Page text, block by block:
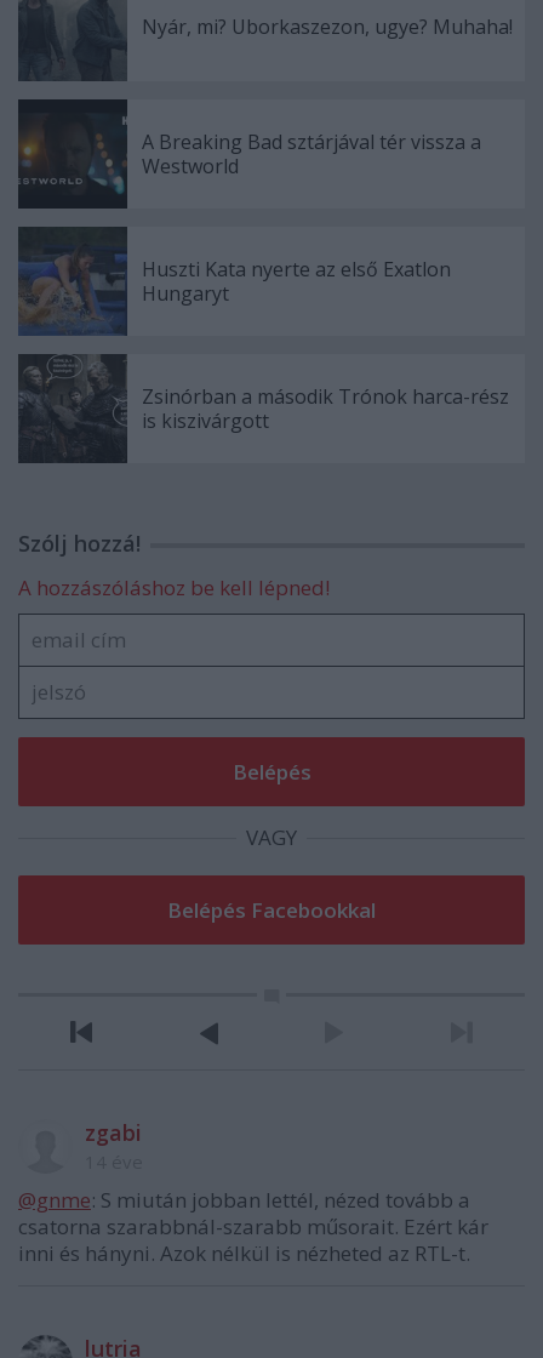
Nyár, mi? Uborkaszezon, ugye? Muhaha!
A Breaking Bad sztárjával tér vissza a
Westworld
Huszti Kata nyerte az első Exatlon
Hungaryt
Zsinórban a második Trónok harca-rész
is kiszivárgott
Szólj hozzá!
A hozzászóláshoz be kell lépned!
VAGY
zgabi
@gnme: S miután jobban lettél, nézed tovább a
csatorna szarabbnál-szarabb műsorait. Ezért kár
inni és hányni. Azok nélkül is nézheted az RTL-t.
lutria